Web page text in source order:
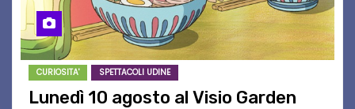
CURIOSITA' SPETTACOLI UDINE
Lunedì 10 agosto al Visio Garden